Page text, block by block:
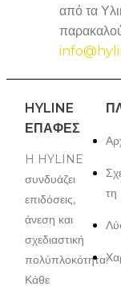
από τα
HYLINE
ΕΠΑΦΈΣ
H HYLINE
συνδυάζει
επιδόσεις,
άνεση και
σχεδιαστική
πολύπλοκότητα:
Κάθε